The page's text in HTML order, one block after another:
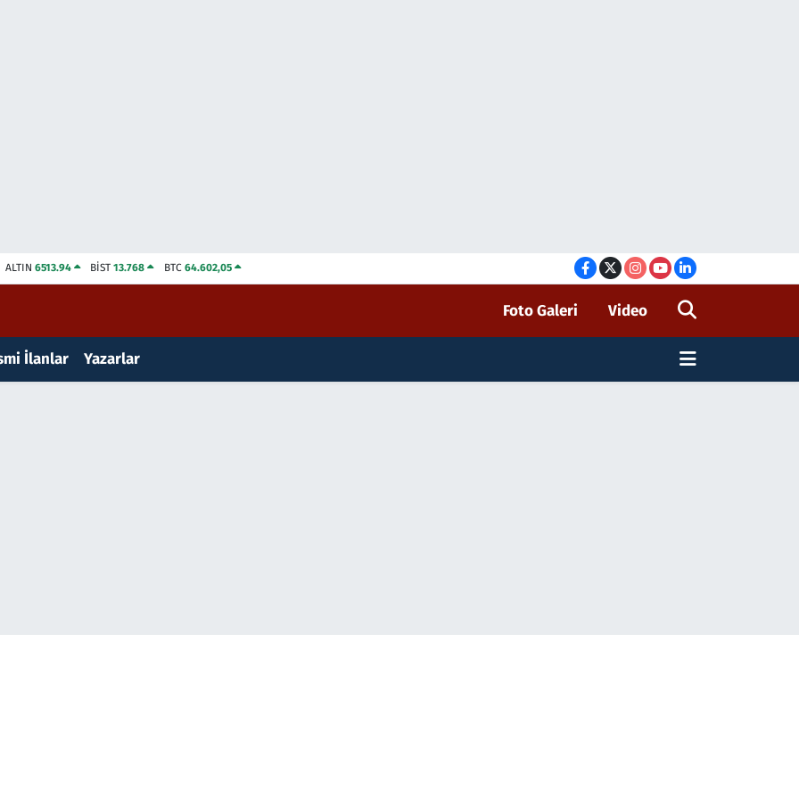
ALTIN 6513.94 BİST13.768 BTC 64.602,05
Foto Galeri Video
İlanlar Yazarlar